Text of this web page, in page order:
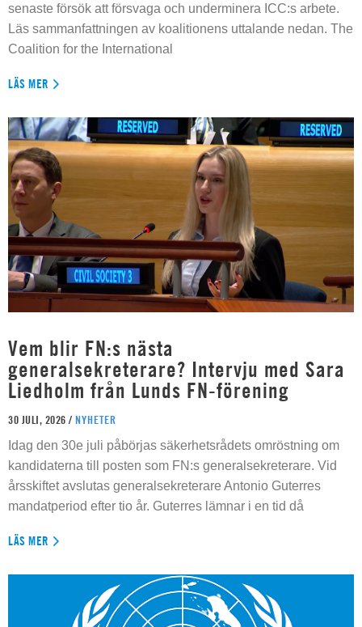
senaste försök att försvaga och underminera ICC:s arbete.
Läs sammanfattningen av koalitionens uttalande nedan. The
Coalition for the International
LÄS MER
Vem blir FN:s nästa
generalsekreterare? Intervju med Sara
Liedholm från Lunds FN-förening
30 JULI, 2026 / NYHETER
Idag den 30e juli påbörjas säkerhetsrådets omröstning om
kandidaterna till posten som FN:s generalsekreterare. Vid
årsskiftet avslutas generalsekreterare Antonio Guterres
mandatperiod efter tio år. Guterres lämnar i en tid då
LÄS MER